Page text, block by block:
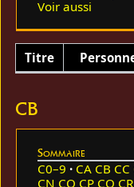
Voir aussi
Titre
CB
Sommaire
C0–9 CA CB CC
CN CO CP CQ CR